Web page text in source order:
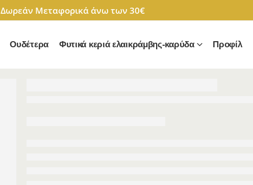
Δωρεάν Μεταφορικά άνω των 30€
Ουδέτερα Φυτικά κεριά ελαικράμβης-καρύδα Προφίλ